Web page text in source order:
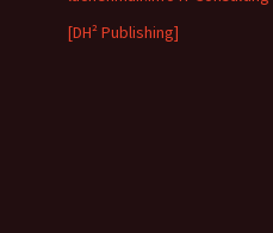
[DH² Publishing]